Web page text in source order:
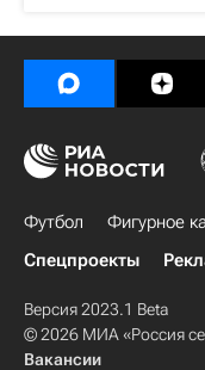
Футбол Фигурное
Спецпроекты
Версия 2023.1 Beta
© 2026 МИА «Россия
Вакансии